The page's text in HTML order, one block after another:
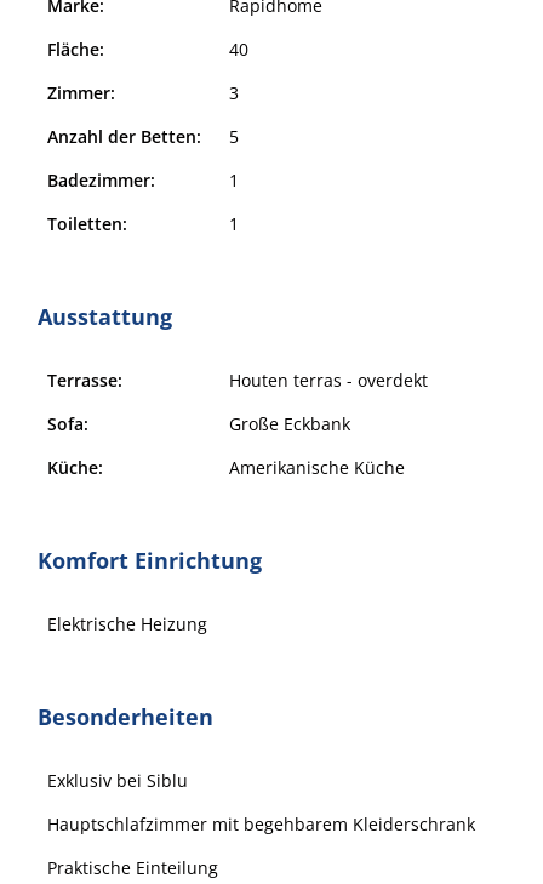
Marke:
Rapidhome
Fläche:
40
Zimmer:
3
Anzahl der Betten:
5
Badezimmer:
1
Toiletten:
1
Ausstattung
Terrasse:
Houten terras - overdekt
Sofa:
Große Eckbank
Küche:
Amerikanische Küche
Komfort Einrichtung
Elektrische Heizung
Besonderheiten
Exklusiv bei Siblu
Hauptschlafzimmer mit begehbarem Kleiderschrank
Praktische Einteilung